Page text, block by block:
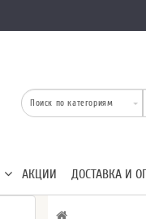
АКЦИИ ДОСТАВКА И